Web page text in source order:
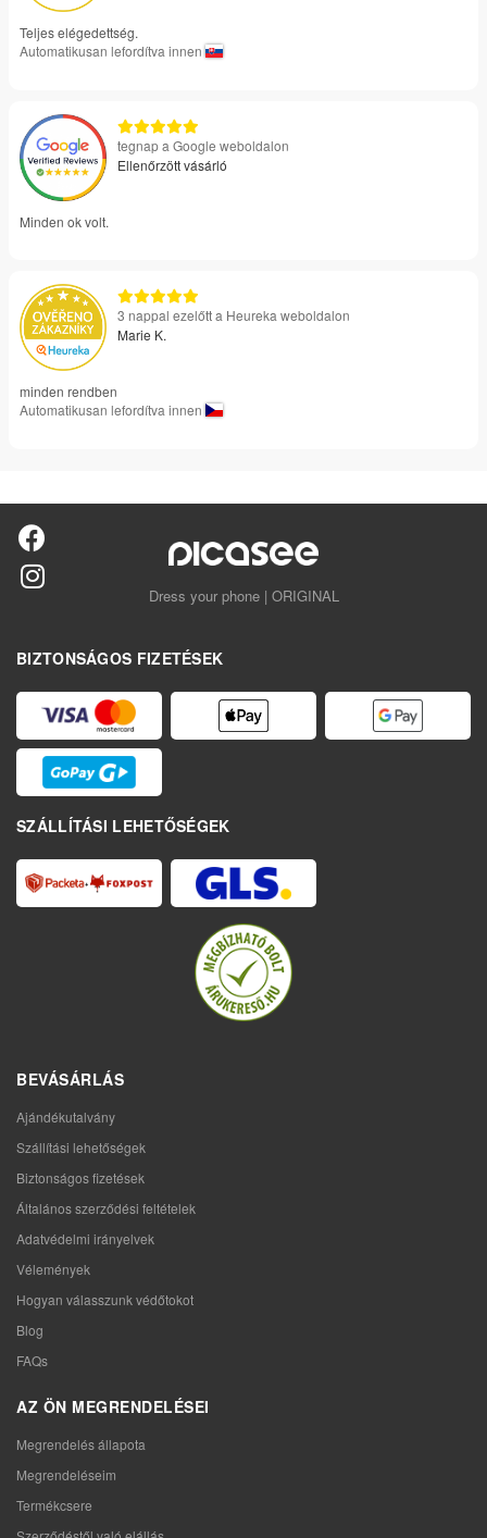
Teljes elégedettség.
Automatikusan lefordítva innen
tegnap a Google weboldalon
Ellenőrzött vásárló
Minden ok volt.
3 nappal ezelőtt a Heureka weboldalon
Marie K.
minden rendben
Automatikusan lefordítva innen
Dress your phone | ORIGINAL
BIZTONSÁGOS FIZETÉSEK
SZÁLLÍTÁSI LEHETŐSÉGEK
BEVÁSÁRLÁS
Ajándékutalvány
Szállítási lehetőségek
Biztonságos fizetések
Általános szerződési feltételek
Adatvédelmi irányelvek
Vélemények
Hogyan válasszunk védőtokot
Blog
FAQs
AZ ÖN MEGRENDELÉSEI
Megrendelés állapota
Megrendeléseim
Termékcsere